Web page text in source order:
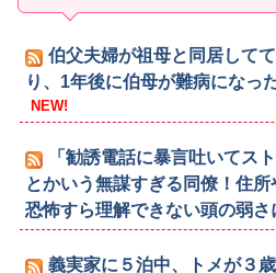
伯父夫婦が祖母と同居して
り、1年後に伯母が難病になっ
NEW!
「勧誘電話に暴言吐いてス
とかいう無謀すぎる同僚！住
恐怖すら理解できない頭の弱さ
義実家に５泊中、トメが３